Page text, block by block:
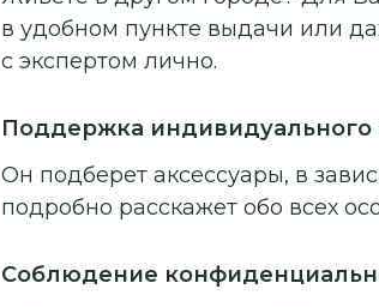
в удобном пункте выдачи или
с экспертом лично.
Поддержка
Он подберет аксессуары, в
подробно расскажет обо всех
Соблюдение